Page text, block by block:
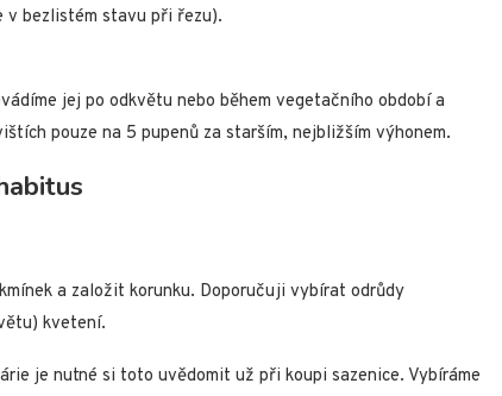
v bezlistém stavu při řezu).
jej po odkvětu nebo během vegetačního období a
pouze na 5 pupenů za starším, nejbližším výhonem.
a založit korunku. Doporučuji vybírat odrůdy
kvetení.
je nutné si toto uvědomit už při koupi sazenice. Vybíráme